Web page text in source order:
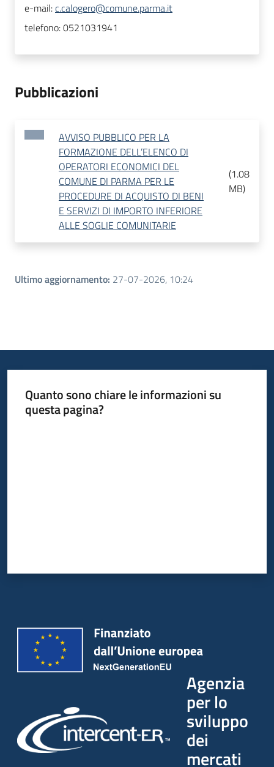
e-mail:c.calogero@comune.parma.it
telefono:0521031941
Pubblicazioni
AVVISO PUBBLICO PER LA
FORMAZIONE DELL’ELENCO DI
OPERATORI ECONOMICI DEL
COMUNE DI PARMA PER LE
PROCEDURE DI ACQUISTO DI BENI
E SERVIZI DI IMPORTO INFERIORE
ALLE SOGLIE COMUNITARIE
(1.08
MB)
Ultimo aggiornamento: 27-07-2026, 10:24
Quanto sono chiare le informazioni su
questa pagina?
Agenzia
per lo
sviluppo
dei
mercati